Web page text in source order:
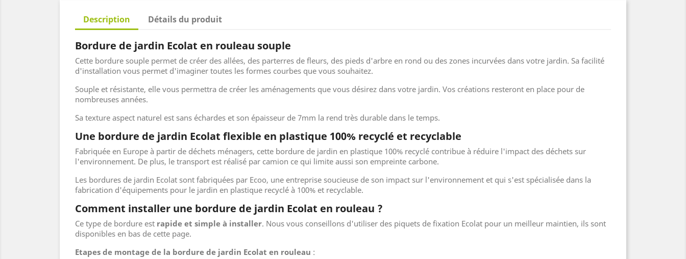
Description Détails du produit
Bordure de jardin Ecolat en rouleau souple
Cette bordure souple permet de créer des allées, des parterres de fleurs, des pieds d'arbre en rond ou des zones incurvées dans votre jardin. Sa facilité
d'installation vous permet d'imaginer toutes les formes courbes que vous souhaitez.
Souple et résistante, elle vous permettra de créer les aménagements que vous désirez dans votre jardin. Vos créations resteront en place pour de
nombreuses années.
Sa texture aspect naturel est sans échardes et son épaisseur de 7mm la rend très durable dans le temps.
Une bordure de jardin Ecolat flexible en plastique 100% recyclé et recyclable
Fabriquée en Europe à partir de déchets ménagers, cette bordure de jardin en plastique 100% recyclé contribue à réduire l'impact des déchets sur
l'environnement. De plus, le transport est réalisé par camion ce qui limite aussi son empreinte carbone.
Les bordures de jardin Ecolat sont fabriquées par Ecoo, une entreprise soucieuse de son impact sur l'environnement et qui s'est spécialisée dans la
fabrication d'équipements pour le jardin en plastique recyclé à 100% et recyclable.
Comment installer une bordure de jardin Ecolat en rouleau ?
Ce type de bordure est rapide et simple à installer. Nous vous conseillons d'utiliser des piquets de fixation Ecolat pour un meilleur maintien, ils sont
disponibles en bas de cette page.
Etapes de montage de la bordure de jardin Ecolat en rouleau :